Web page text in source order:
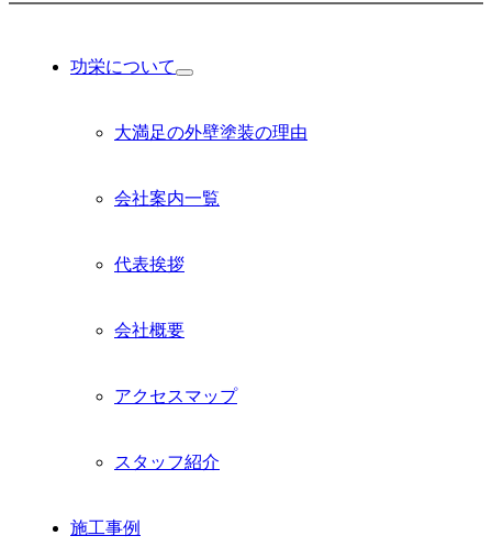
功栄について
サ
ニ
を
大満足の外壁塗装の理由
会社案内一覧
代表挨拶
会社概要
アクセスマップ
スタッフ紹介
施工事例